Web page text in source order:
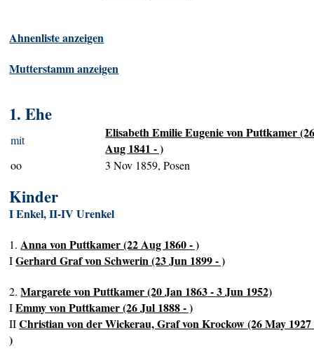
Ahnenliste anzeigen
Mutterstamm anzeigen
1. Ehe
mit
Elisabeth Emilie Eugenie von Puttkamer
Aug 1841 - )
oo 3 Nov 1859, Posen
Kinder
I Enkel, II-IV Urenkel
1.Anna von Puttkamer (22 Aug 1860 - )
IGerhard Graf von Schwerin (23 Jun 1899 - )
2.Margarete von Puttkamer (20 Jan 1863 - 3 Jun 1952)
IEmmy von Puttkamer (26 Jul 1888 - )
IIChristian von der Wickerau, Graf von Krockow (26 May 1927
)